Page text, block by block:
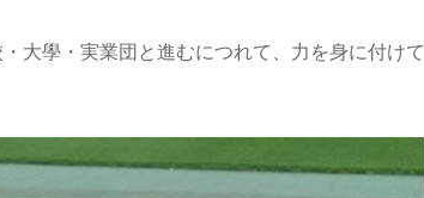
大學・実業団と進むにつれて、力を身に付けて